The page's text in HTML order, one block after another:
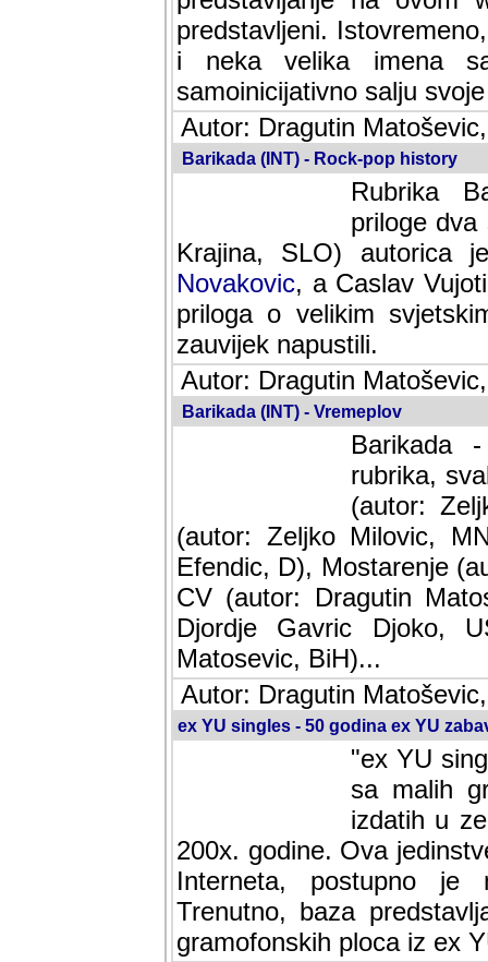
predstavljeni.
i neka velika imena
samoinicijativno salju
Autor: Dragutin
Barikada (INT) - Rock-pop history
Rubrika
dva
SLO) autorica je velikog
Caslav Vujotic
velikim svjetskim
napustili.
Autor: Dragutin
Barikada (INT) - Vremeplov
Barikada
rubrika,
(autor:
(autor: Zeljko Milovic,
Efendic, D), Mostarenje
CV (autor: Dragutin
Djordje Gavric Djoko,
Matosevic, BiH)...
Autor: Dragutin
ex YU singles - 50 godina ex YU
"ex YU
sa malih
izdatih u
200x. godine. Ova
Interneta, postupno je
baza predstavlja
ploca iz ex YU.